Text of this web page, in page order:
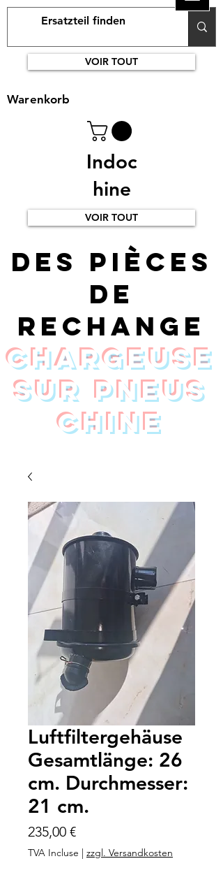
VOIR TOUT
Indoc
hine
Warenkorb
Des pièces
de
rechange
chargeuse
sur pneus
Chine
VOIR TOUT
Luftfiltergehäuse
Gesamtlänge: 26
cm. Durchmesser:
21 cm.
235,00 €Prix
TVA Incluse | zzgl. Versandkosten